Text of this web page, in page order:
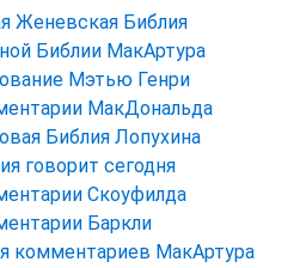
Женевская Библия
Библии МакАртура
Мэтью Генри
МакДональда
Библия Лопухина
говорит сегодня
Скоуфилда
Баркли
комментариев МакАртура